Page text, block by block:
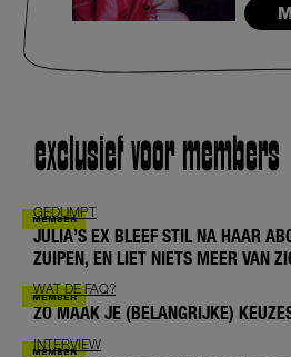
exclusief voor members
GEDUMPT
JULIA’S EX BLEEF STIL NA HAAR
ZUIPEN, EN LIET NIETS MEER VAN
WAT DE FAQ?
ZO MAAK JE (BELANGRIJKE)
INTERVIEW